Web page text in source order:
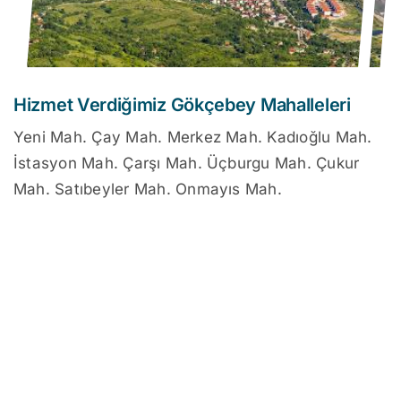
Hizmet Verdiğimiz Gökçebey Mahalleleri
Yeni Mah. Çay Mah. Merkez Mah. Kadıoğlu Mah.
İstasyon Mah. Çarşı Mah. Üçburgu Mah. Çukur
Mah. Satıbeyler Mah. Onmayıs Mah.